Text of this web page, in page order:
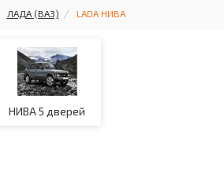
ЛАДА (ВАЗ) LADA НИВА
НИВА 5 дверей